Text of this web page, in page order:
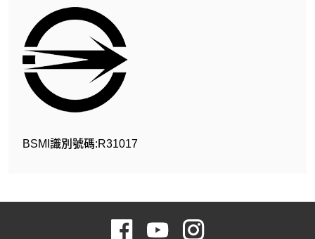
BSMI識別號碼:R31017